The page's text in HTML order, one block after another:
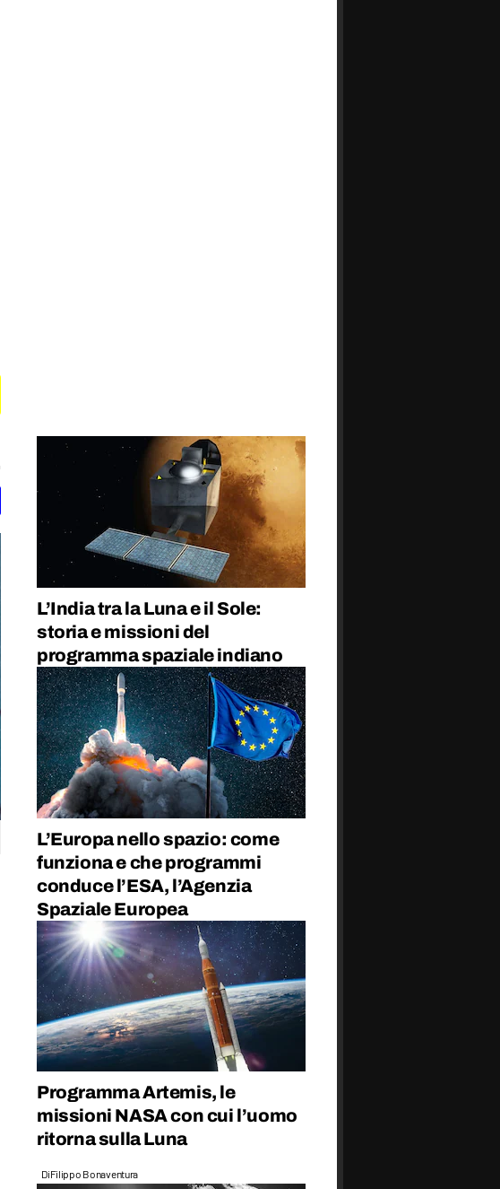
L’India tra la Luna e il Sole:
storia e missioni del
programma spaziale indiano
L’Europa nello spazio: come
funziona e che programmi
conduce l’ESA, l’Agenzia
Spaziale Europea
Programma Artemis, le
missioni NASA con cui l’uomo
ritorna sulla Luna
DiFilippo Bonaventura